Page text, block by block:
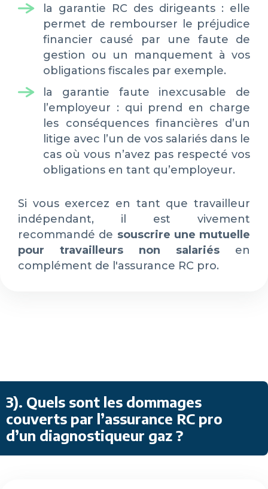
la garantie RC des dirigeants : elle
permet de rembourser le préjudice
financier causé par une faute de
gestion ou un manquement à vos
obligations fiscales par exemple.
la garantie faute inexcusable de
l’employeur : qui prend en charge
les conséquences financières d’un
litige avec l’un de vos salariés dans le
cas où vous n’avez pas respecté vos
obligations en tant qu’employeur.
Si vous exercez en tant que travailleur
indépendant, il est vivement
recommandé de souscrire une mutuelle
pour travailleurs non salariés
en
complément de l'assurance RC pro.
3). Quels sont les dommages
couverts par l’assurance RC pro
d’un diagnostiqueur gaz ?